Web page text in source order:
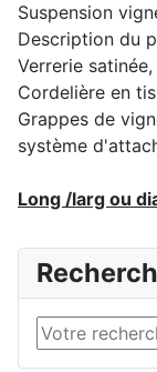
Suspension
Description du
Verrerie
Cordelière en
Grappes de
système
Long /larg ou